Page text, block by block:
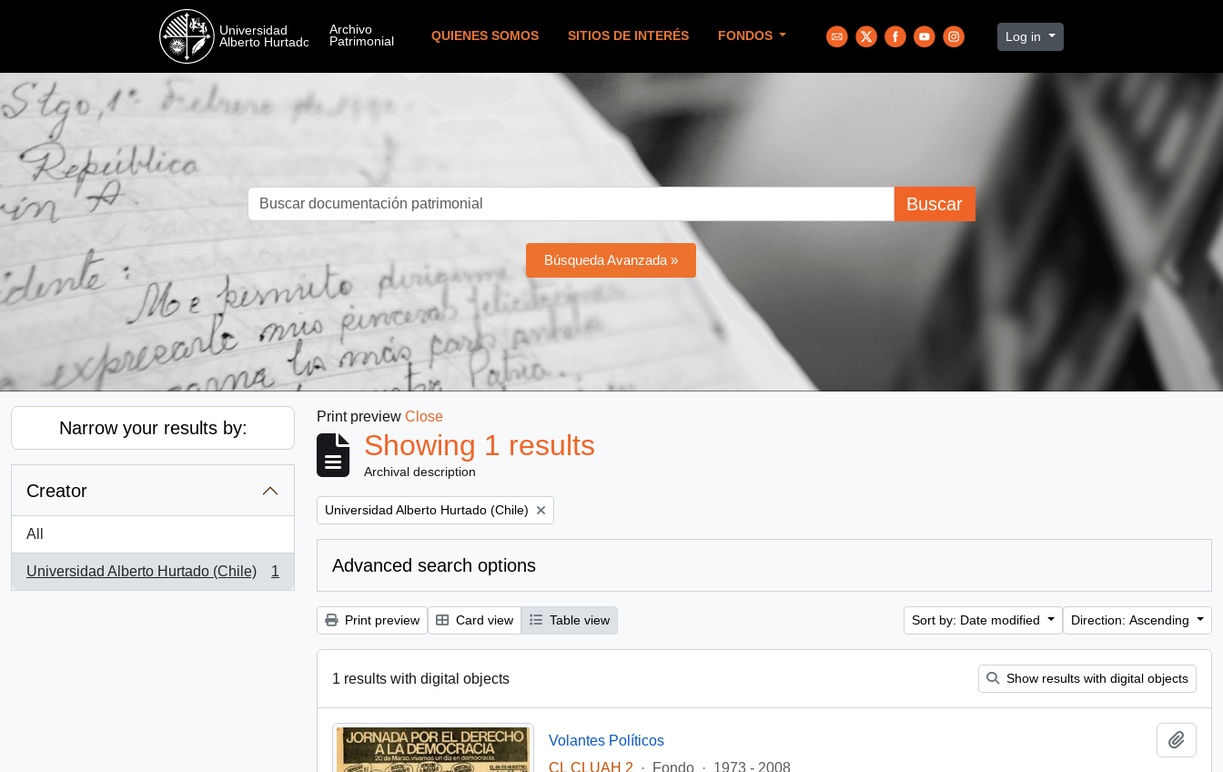
QUIENES SOMOS SITIOS DE INTERÉS FONDOS Log in
Buscar
Búsqueda Avanzada »
Narrow your results by:
Creator
All
Universidad Alberto Hurtado (Chile)
, 1 results
1
Print preview Close
Showing 1 results
Archival description
Remove filter:
Universidad Alberto Hurtado (Chile)
Advanced search options
Print preview Card view Table view Sort by: Date modified Direction: Ascending
1 results with digital objects Show results with digital objects
Volantes Políticos
CL CLUAH 2
· Fondo · 1973 - 2008